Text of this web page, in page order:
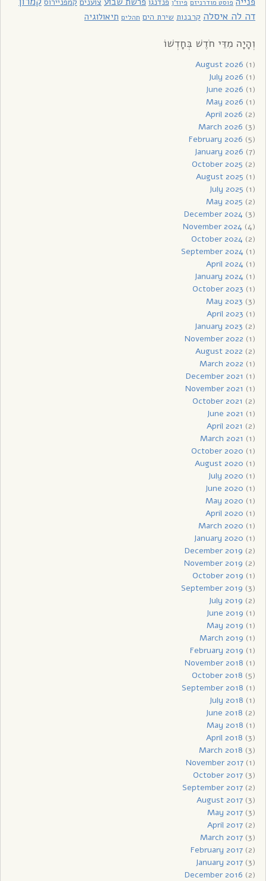
פוסט מודרניזם פיוז'ן
דה לה איסלה קרבנות שירת הים תהלים תיאולוגיה
וְהָיָה מִדֵּי חֹדֶשׁ בְּחָדְשׁוֹ
August 2026 (1)
July 2026 (1)
June 2026 (1)
May 2026 (1)
April 2026 (2)
March 2026 (3)
February 2026 (5)
January 2026 (7)
October 2025 (2)
August 2025 (1)
July 2025 (1)
May 2025 (2)
December 2024(3)
November 2024(4)
October 2024(2)
September 2024(1)
April 2024(1)
January 2024(1)
October 2023 (1)
May 2023 (3)
April 2023 (1)
January 2023 (2)
November 2022 (1)
August 2022 (2)
March 2022 (1)
December 2021 (1)
November 2021 (1)
October 2021 (2)
June 2021 (1)
April 2021 (2)
March 2021 (1)
October 2020 (1)
August 2020 (1)
July 2020 (1)
June 2020 (1)
May 2020 (1)
April 2020 (1)
March 2020 (1)
January 2020 (1)
December 2019 (2)
November 2019 (2)
October 2019 (1)
September 2019 (3)
July 2019 (2)
June 2019 (1)
May 2019 (1)
March 2019 (1)
February 2019 (1)
November 2018 (1)
October 2018 (5)
September 2018 (1)
July 2018 (1)
June 2018 (2)
May 2018 (1)
April 2018 (3)
March 2018 (3)
November 2017(1)
October 2017(3)
September 2017(2)
August 2017(3)
May 2017(3)
April 2017(2)
March 2017(3)
February 2017(2)
January 2017(3)
December 2016 (2)